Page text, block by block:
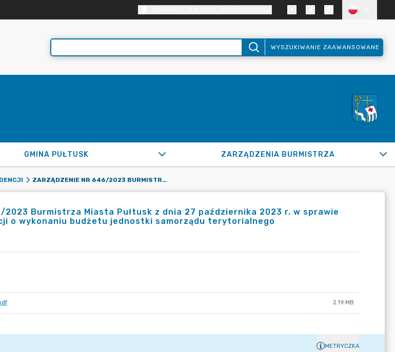
WYSZUKIWANIE ZAAWANSOWANE
GMINA PUŁTUSK ZARZĄDZENIA BURMISTRZA
ZARZĄDZENIE NR 646/2023 BURMISTRZA MIASTA PUŁTUSK Z DNIA 27 PAŹDZIERNIKA 2023 R. W SPRAWIE KWARTALNEJ INFORMACJI O WYKONANIU BUDŻETU JEDNOSTKI SAMORZĄDU TERYTORIALNEGO
2023 Burmistrza Miasta Pułtusk z dnia 27 października 2023 r. w sprawie
o wykonaniu budżetu jednostki samorządu terytorialnego
2.19 MB
METRYCZKA